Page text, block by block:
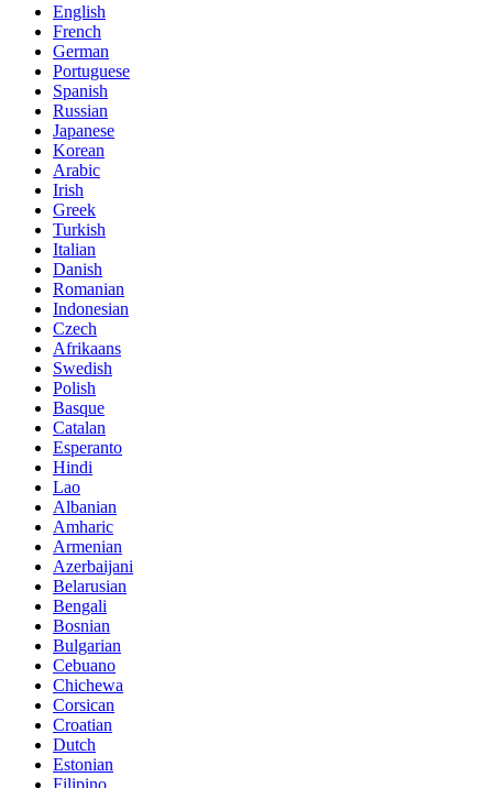
English
French
German
Portuguese
Spanish
Russian
Japanese
Korean
Arabic
Irish
Greek
Turkish
Italian
Danish
Romanian
Indonesian
Czech
Afrikaans
Swedish
Polish
Basque
Catalan
Esperanto
Hindi
Lao
Albanian
Amharic
Armenian
Azerbaijani
Belarusian
Bengali
Bosnian
Bulgarian
Cebuano
Chichewa
Corsican
Croatian
Dutch
Estonian
Filipino